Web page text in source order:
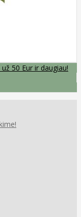
50 Eur ir daugiau!